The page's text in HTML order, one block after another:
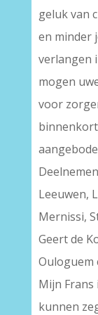
geluk van
en minder
verlangen
mogen
voor
Leeuwen,
Mernissi,
Geert de
Ouloguem
Mijn Frans
kunnen